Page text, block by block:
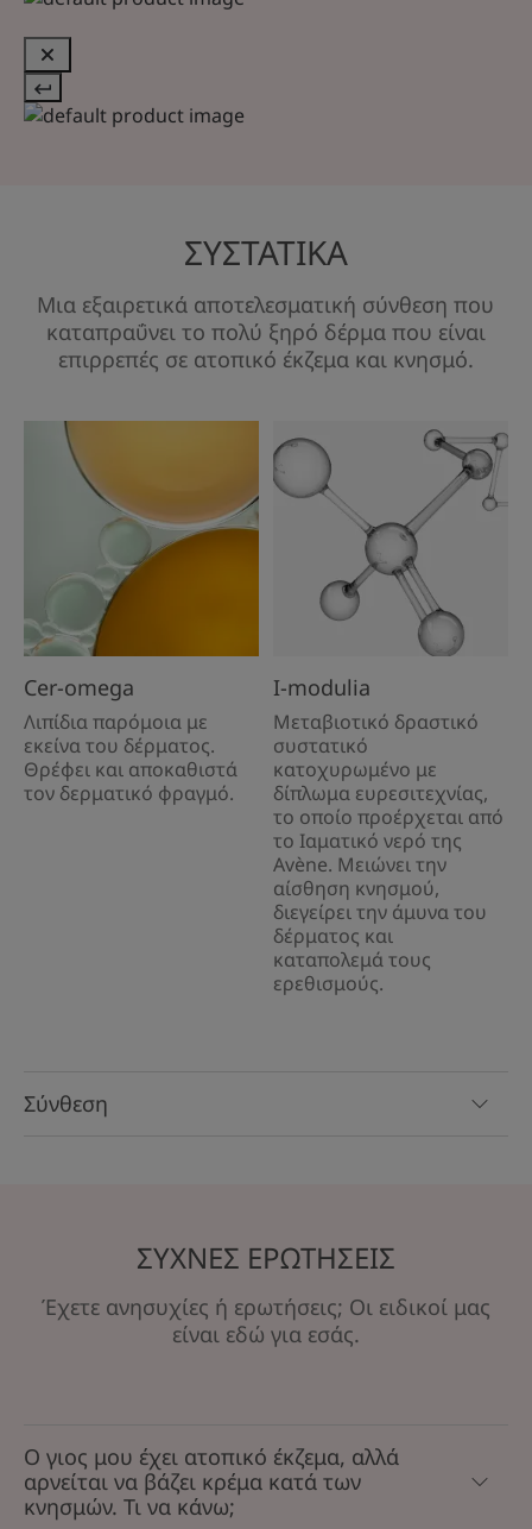
ΣΥΣΤΑΤΙΚΑ
Μια εξαιρετικά αποτελεσματική σύνθεση που
καταπραΰνει το πολύ ξηρό δέρμα που είναι
επιρρεπές σε ατοπικό έκζεμα και κνησμό.
Σύνθεση
Cer-omega
Λιπίδια παρόμοια με
εκείνα του δέρματος.
Θρέφει και αποκαθιστά
τον δερματικό φραγμό.
I-modulia
Μεταβιοτικό δραστικό
συστατικό
κατοχυρωμένο με
δίπλωμα ευρεσιτεχνίας,
το οποίο προέρχεται από
το Ιαματικό νερό της
Avène. Μειώνει την
αίσθηση κνησμού,
διεγείρει την άμυνα του
δέρματος και
καταπολεμά τους
ερεθισμούς.
ΣΥΧΝΕΣ ΕΡΩΤΗΣΕΙΣ
Έχετε ανησυχίες ή ερωτήσεις; Οι ειδικοί μας
είναι εδώ για εσάς.
Ο γιος μου έχει ατοπικό έκζεμα, αλλά
αρνείται να βάζει κρέμα κατά των
κνησμών. Τι να κάνω;